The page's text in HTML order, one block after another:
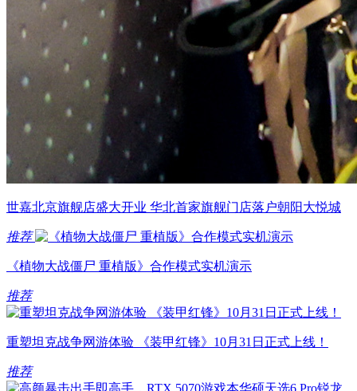
世嘉北京旗舰店盛大开业 华北首家旗舰门店落户朝阳大悦城
推荐
《植物大战僵尸 重植版》合作模式实机演示
推荐
重塑坦克战争网游体验 《装甲红锋》10月31日正式上线！
推荐